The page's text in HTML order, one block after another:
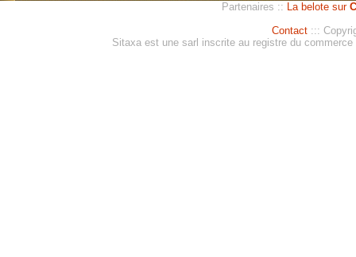
Partenaires :: La belote sur
Contact :::
Sitaxa est une sarl inscrite au registre du